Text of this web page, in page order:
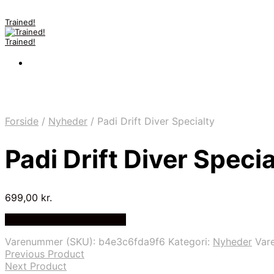
Trained!
Trained!
Forside / Nyheder / Padi Drift Diver Specialty
Padi Drift Diver
699,00 kr.
Varenummer (SKU): b4e3c6fda9f6 Kategori: Nyheder
Previous Product
Next Product